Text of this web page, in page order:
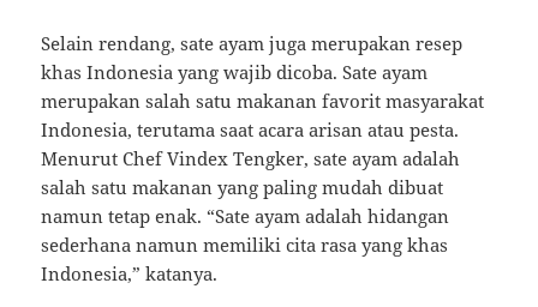
Selain rendang, sate ayam juga merupakan resep
khas Indonesia yang wajib dicoba. Sate ayam
merupakan salah satu makanan favorit masyarakat
Indonesia, terutama saat acara arisan atau pesta.
Menurut Chef Vindex Tengker, sate ayam adalah
salah satu makanan yang paling mudah dibuat
namun tetap enak. “Sate ayam adalah hidangan
sederhana namun memiliki cita rasa yang khas
Indonesia,” katanya.